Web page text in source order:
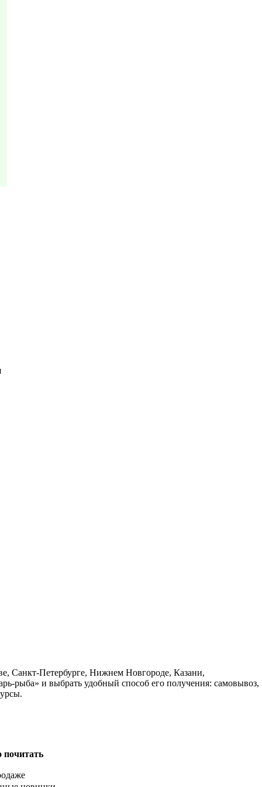
Санкт-Петербурге, Нижнем Новгороде, Казани,
рыба» и выбрать удобный способ его получения: самовывоз,
почитать